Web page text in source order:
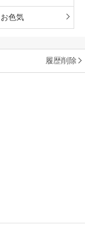
お色気
履歴削除